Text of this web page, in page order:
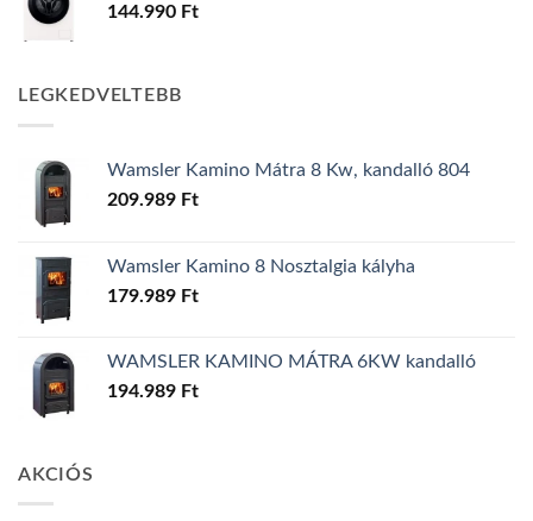
144.990 Ft
LEGKEDVELTEBB
Wamsler Kamino Mátra 8 Kw, kandalló 804
209.989 Ft
Wamsler Kamino 8 Nosztalgia kályha
179.989 Ft
WAMSLER KAMINO MÁTRA 6KW kandalló
194.989 Ft
AKCIÓS